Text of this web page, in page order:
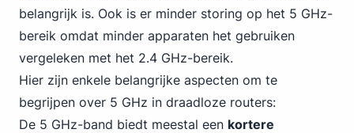
belangrijk is. Ook is er minder storing op het 5 GHz-
bereik omdat minder apparaten het gebruiken
vergeleken met het 2.4 GHz-bereik.
Hier zijn enkele belangrijke aspecten om te
begrijpen over 5 GHz in draadloze routers:
De 5 GHz-band biedt meestal een kortere